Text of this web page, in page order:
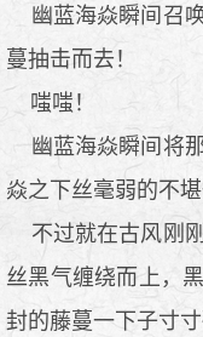
幽蓝海焱瞬间召
蔓抽击而去！
嗤嗤！
幽蓝海焱瞬间将
焱之下丝毫弱的不堪
不过就在古风刚
丝黑气缠绕而上，
封的藤蔓一下子寸寸